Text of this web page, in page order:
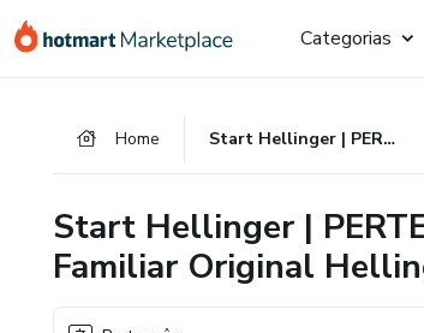
para
para
para
Categorias
Home Start Hellinger | PERTENCER – Programa de Constelação Familiar Original Hellinger®
Start Hellinger |
Familiar Original